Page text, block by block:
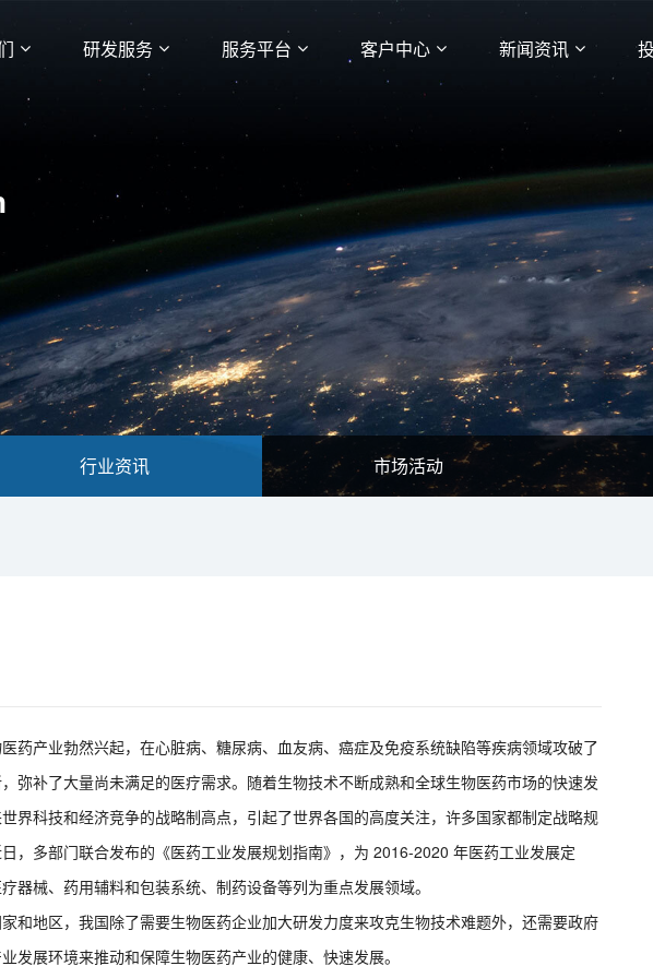
研发服务 服务平台 客户中心 新闻资讯
行业资讯 市场活动
药产业勃然兴起，在心脏病、糖尿病、血友病、癌症及免疫系统缺陷等疾病领域攻破了
弥补了大量尚未满足的医疗需求。随着生物技术不断成熟和全球生物医药市场的快速发
界科技和经济竞争的战略制高点，引起了世界各国的高度关注，许多国家都制定战略规
，多部门联合发布的《医药工业发展规划指南》，为 2016-2020 年医药工业发展定
器械、药用辅料和包装系统、制药设备等列为重点发展领域。
和地区，我国除了需要生物医药企业加大研发力度来攻克生物技术难题外，还需要政府
发展环境来推动和保障生物医药产业的健康、快速发展。